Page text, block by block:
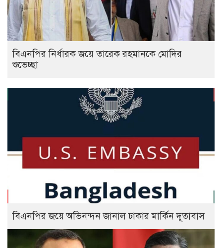
বিএনপির নির্ধারক জয়ে তারেক রহমানকে মোদির
শুভেচ্ছা
বিএনপির জয়ে অভিনন্দন জানাল ঢাকার মার্কিন দূতাবাস